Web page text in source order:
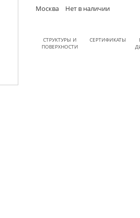
Москва
Нет в наличии
СТРУКТУРЫ И
ПОВЕРХНОСТИ
СЕРТИФИКАТЫ